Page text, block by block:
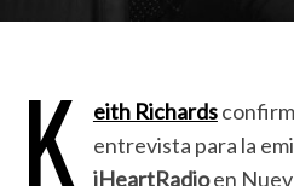
K eith Richards
entrevista para la
iHeartRadioen